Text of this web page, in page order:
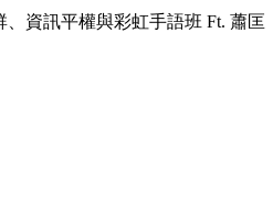
資訊平權與彩虹手語班 Ft. 蕭匡